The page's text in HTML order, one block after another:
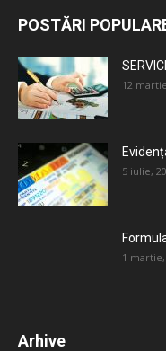
POSTĂRI
12
5 iulie,
1 martie,
Arhive